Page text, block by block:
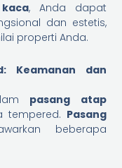
, Anda dapat
dan estetis,
properti Anda.
Keamanan dan
pasang atap
tempered. Pasang
beberapa